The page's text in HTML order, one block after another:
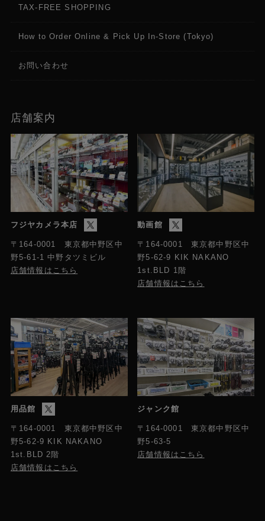
TAX-FREE SHOPPING
How to Order Online & Pick Up In-Store (Tokyo)
お問い合わせ
店舗案内
フジヤカメラ本店
〒164-0001 東京都中野区中
野5-61-1 中野タツミビル
店舗情報はこちら
動画館
〒164-0001 東京都中野区中
野5-62-9 KIK NAKANO
1st.BLD 1階
店舗情報はこちら
用品館
〒164-0001 東京都中野区中
野5-62-9 KIK NAKANO
1st.BLD 2階
店舗情報はこちら
ジャンク館
〒164-0001 東京都中野区中
野5-63-5
店舗情報はこちら